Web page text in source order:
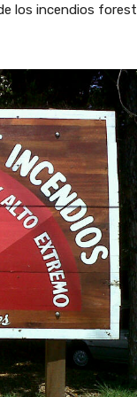
los incendios